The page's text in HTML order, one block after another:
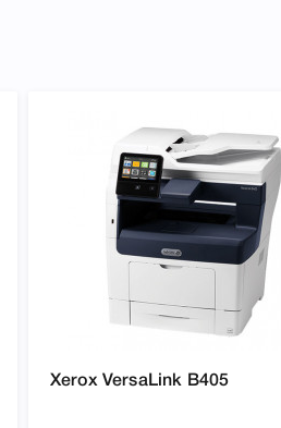
Xerox VersaLink B405